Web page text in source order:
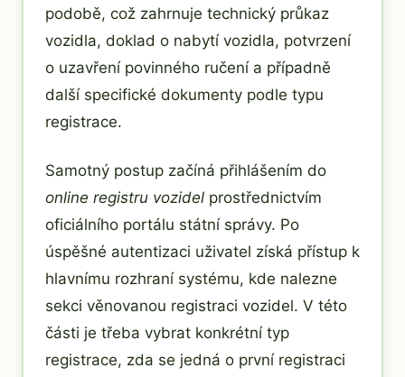
podobě, což zahrnuje technický průkaz
vozidla, doklad o nabytí vozidla, potvrzení
o uzavření povinného ručení a případně
další specifické dokumenty podle typu
registrace.
Samotný postup začíná přihlášením do
online registru vozidel prostřednictvím
oficiálního portálu státní správy. Po
úspěšné autentizaci uživatel získá přístup k
hlavnímu rozhraní systému, kde nalezne
sekci věnovanou registraci vozidel. V této
části je třeba vybrat konkrétní typ
registrace, zda se jedná o první registraci